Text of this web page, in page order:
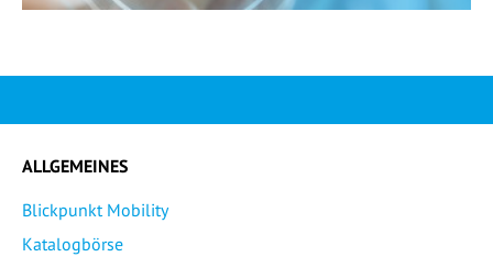
ALLGEMEINES
Blickpunkt Mobility
Katalogbörse